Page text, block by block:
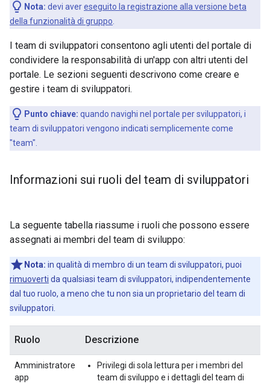
Nota: devi avereseguito la registrazione alla versione beta
della funzionalità di gruppo.
I team di sviluppatori consentono agli utenti del portale di
condividere la responsabilità di un'app con altri utenti del
portale. Le sezioni seguenti descrivono come creare e
gestire i team di sviluppatori.
Punto chiave: quando navighi nel portale per sviluppatori, i
team di sviluppatori vengono indicati semplicemente come
"team".
Informazioni sui ruoli del team di sviluppatori
La seguente tabella riassume i ruoli che possono essere
assegnati ai membri del team di sviluppo:
Nota: in qualità di membro di un team di sviluppatori, puoi
rimuoverti da qualsiasi team di sviluppatori, indipendentemente
dal tuo ruolo, a meno che tu non sia un proprietario del team di
sviluppatori.
Ruolo Descrizione
Amministratore
app
Privilegi di sola lettura per i membri del
team di sviluppo e i dettagli del team di